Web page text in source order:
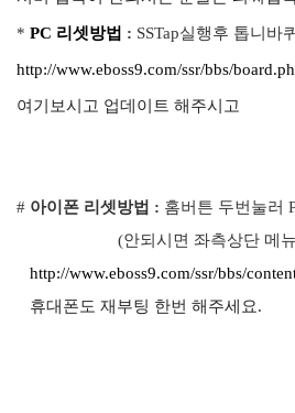
* PC 리셋방법 : SSTap실행후 톱니바
http://www.eboss9.com/ssr/bbs/
여기보시고 업데이트 해주시고
# 아이폰 리셋방법 : 홈버튼 두번눌러
(안되시면 좌측상단 메뉴
http://www.eboss9.com/ssr/bbs/
휴대폰도 재부팅 한번 해주세요.